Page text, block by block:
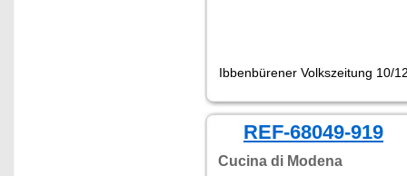
Ibbenbürener Volkszeitung 10/
REF-68049-919
Cucina di Modena